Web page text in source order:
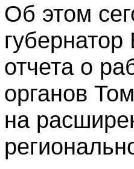
Об этом
отчета о
органов
на